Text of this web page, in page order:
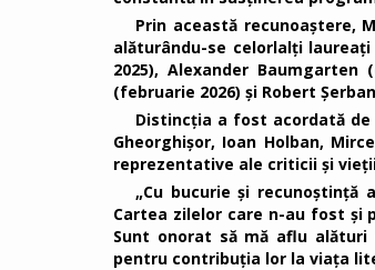
Prin această recunoaștere,
alăturându-se celorlalți
2025), Alexander Baumgarten
(februarie 2026) și Robert
Distincția a fost acordată de
Gheorghișor, Ioan Holban,
reprezentative ale criticii și
„Cu bucurie și
Cartea zilelor care n-au fost și
Sunt onorat să mă aflu
pentru contribuția lor la viața